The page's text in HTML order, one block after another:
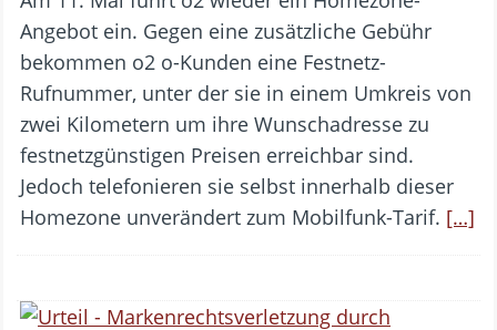
Angebot ein. Gegen eine zusätzliche Gebühr
bekommen o2 o-Kunden eine Festnetz-
Rufnummer, unter der sie in einem Umkreis von
zwei Kilometern um ihre Wunschadresse zu
festnetzgünstigen Preisen erreichbar sind.
Jedoch telefonieren sie selbst innerhalb dieser
Homezone unverändert zum Mobilfunk-Tarif. […]